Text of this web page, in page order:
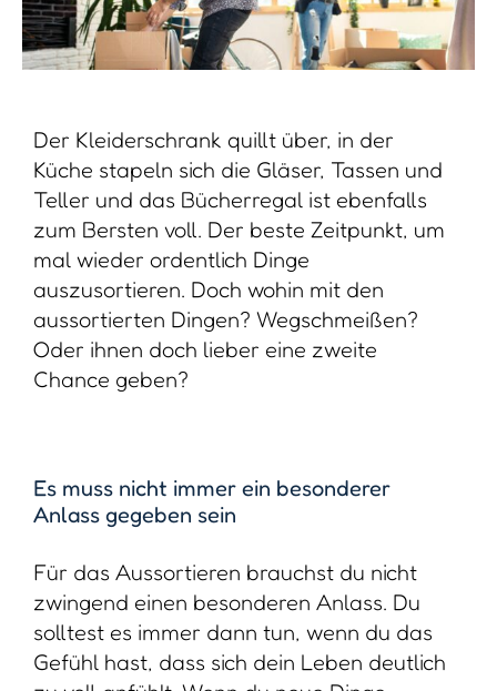
Der Kleiderschrank quillt über, in der
Küche stapeln sich die Gläser, Tassen und
Teller und das Bücherregal ist ebenfalls
zum Bersten voll. Der beste Zeitpunkt, um
mal wieder ordentlich Dinge
auszusortieren. Doch wohin mit den
aussortierten Dingen? Wegschmeißen?
Oder ihnen doch lieber eine zweite
Chance geben?
Es muss nicht immer ein besonderer
Anlass gegeben sein
Für das Aussortieren brauchst du nicht
zwingend einen besonderen Anlass. Du
solltest es immer dann tun, wenn du das
Gefühl hast, dass sich dein Leben deutlich